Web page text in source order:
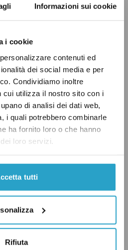
Informazioni sui cookie
i cookie
contenuti ed
dei social media e per
Condividiamo inoltre
cui utilizza il nostro sito con i
di analisi dei dati web,
i quali potrebbero combinarle
ha fornito loro o che hanno
loro servizi.
tutti
Rifiuta
“arresti” (o denunce da
stranieri si attesta al
per i furti in
stranieri detenuti in
definitivamente
I dati sono quindi più
Berlusconi, ma è vero
denunciati e/o in
della proporzione di
dellapopolazione
causale” creato da
tra immigrati e